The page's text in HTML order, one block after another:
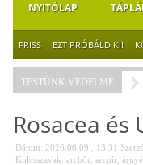
NYITÓLAP
FRISS EZT PRÓBÁLD KI!
TESTÜNK VÉDELME
Rosacea
Dátum: 2026.06.09., 13:31
Kulcsszavak: arcbőr arcpír